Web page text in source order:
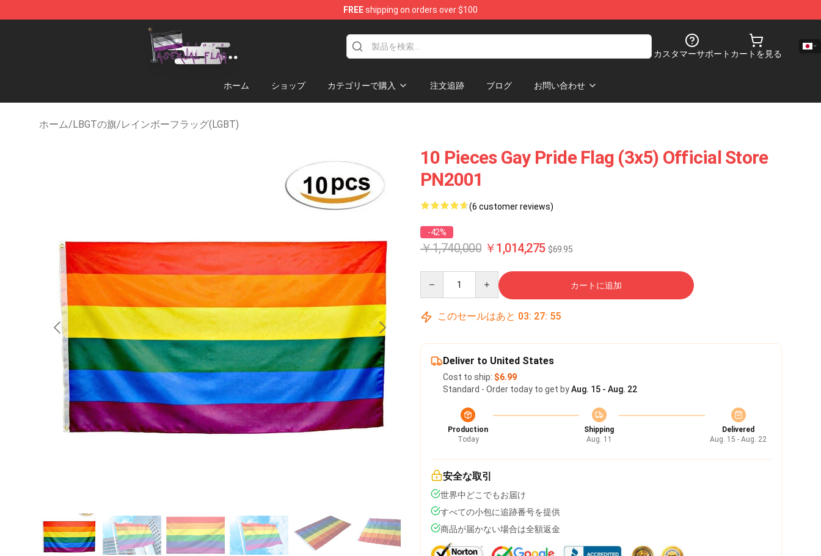
FREEshipping on orders over $100
Asexual Flag Shop - The Best Store of Asexual Flag
カスタマーサポート カートを見る
ホーム ショップ カテゴリーで購入 注文追跡 ブログ お問い合わせ
ホーム/LBGTの旗/レインボーフラッグ(LGBT)
10 Pieces Gay Pride Flag (3x5) Official Store
PN2001
(6 customer reviews)
-42%
￥1,740,000 ￥1,014,275 $69.95
カートに追加
このセールはあと 03: 27: 54
Deliver to United States
Cost to ship: $6.99
Standard - Order today to get byAug. 15 - Aug. 22
Production
Today
Shipping
Aug. 11
Delivered
Aug. 15 - Aug. 22
安全な取引
世界中どこでもお届け
すべての小包に追跡番号を提供
商品が届かない場合は全額返金